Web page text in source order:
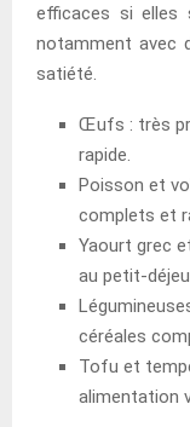
efficaces si elles
notamment avec
satiété.
Œufs : très
rapide.
Poisson et
complets et
Yaourt grec
au petit-
céréales
Tofu et
alimentation